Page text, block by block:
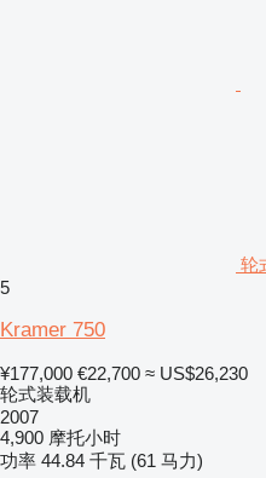
轮
5
Kramer 750
¥177,000 €22,700 ≈ US$26,230
轮式装载机
2007
4,900 摩托小时
功率 44.84 千瓦 (61 马力)